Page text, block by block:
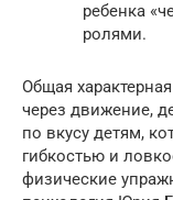
ребенка
ролями.
Общая
через движение,
по вкусу детям,
гибкостью и
физические